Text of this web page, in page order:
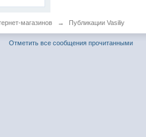
магазинов → Публикации Vasiliy
Отметить все сообщения прочитанными